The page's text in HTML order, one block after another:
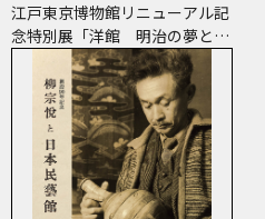
江戸東京博物館リニューアル記
念特別展「洋館 明治の夢と挑